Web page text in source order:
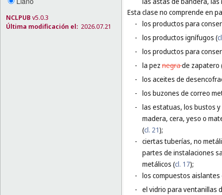
NCLPUB v5.0.3
Última modificación el: 2026.07.21
Esta clase no comprende en
- los productos para
- los productos ignífugos (
- los productos para
- la pez negrade zapatero
- los aceites de
- los buzones de correo
- las estatuas, los bustos
madera, cera, yeso o
(cl. 21);
- ciertas tuberías, no
partes de instalaciones
metálicos (cl. 17);
- los compuestos
- el vidrio para ventanillas